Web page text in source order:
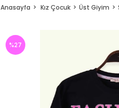
Anasayfa Kız Çocuk Üst Giyim
%27